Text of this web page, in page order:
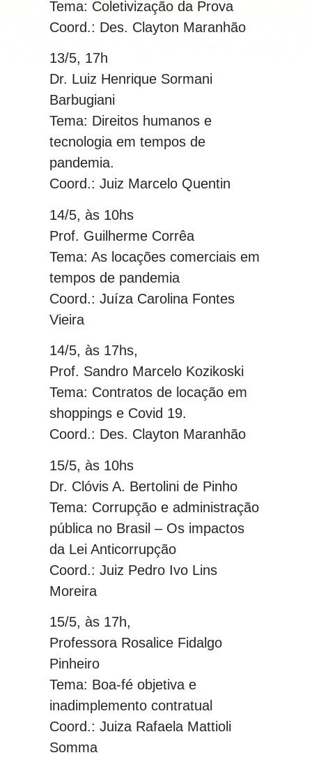
Tema: Coletivização da Prova
Coord.: Des. Clayton Maranhão
13/5, 17h
Dr. Luiz Henrique Sormani
Barbugiani
Tema: Direitos humanos e
tecnologia em tempos de
pandemia.
Coord.: Juiz Marcelo Quentin
14/5, às 10hs
Prof. Guilherme Corrêa
Tema: As locações comerciais em
tempos de pandemia
Coord.: Juíza Carolina Fontes
Vieira
14/5, às 17hs,
Prof. Sandro Marcelo Kozikoski
Tema: Contratos de locação em
shoppings e Covid 19.
Coord.: Des. Clayton Maranhão
15/5, às 10hs
Dr. Clóvis A. Bertolini de Pinho
Tema: Corrupção e administração
pública no Brasil – Os impactos
da Lei Anticorrupção
Coord.: Juiz Pedro Ivo Lins
Moreira
15/5, às 17h,
Professora Rosalice Fidalgo
Pinheiro
Tema: Boa-fé objetiva e
inadimplemento contratual
Coord.: Juiza Rafaela Mattioli
Somma